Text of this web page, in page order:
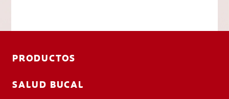
PRODUCTOS
SALUD BUCAL